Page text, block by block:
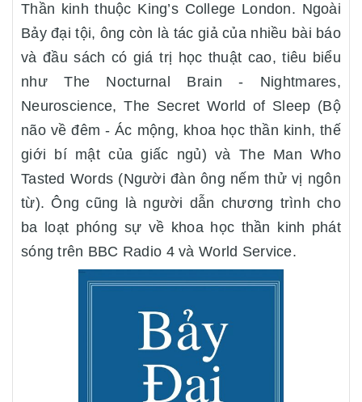
Thần kinh thuộc King’s College London. Ngoài
Bảy đại tội, ông còn là tác giả của nhiều bài báo
và đầu sách có giá trị học thuật cao, tiêu biểu
như The Nocturnal Brain - Nightmares,
Neuroscience, The Secret World of Sleep (Bộ
não về đêm - Ác mộng, khoa học thần kinh, thế
giới bí mật của giấc ngủ) và The Man Who
Tasted Words (Người đàn ông nếm thử vị ngôn
từ). Ông cũng là người dẫn chương trình cho
ba loạt phóng sự về khoa học thần kinh phát
sóng trên BBC Radio 4 và World Service.